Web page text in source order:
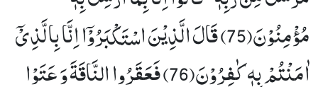
مُؤْمِنُوْنَ(75) قَالَ الَّذِیْنَ اسْتَكْبَرُوْۤا اِنَّا بِالَّذِیْۤ
اٰمَنْتُمْ بِهٖ كٰفِرُوْنَ(76) فَعَقَرُوا النَّاقَةَ وَ عَتَوْا